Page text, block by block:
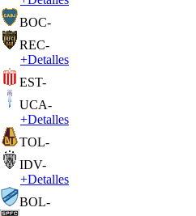
BOC-
REC-
+Detalles
EST-
UCA-
+Detalles
TOL-
IDV-
+Detalles
BOL-